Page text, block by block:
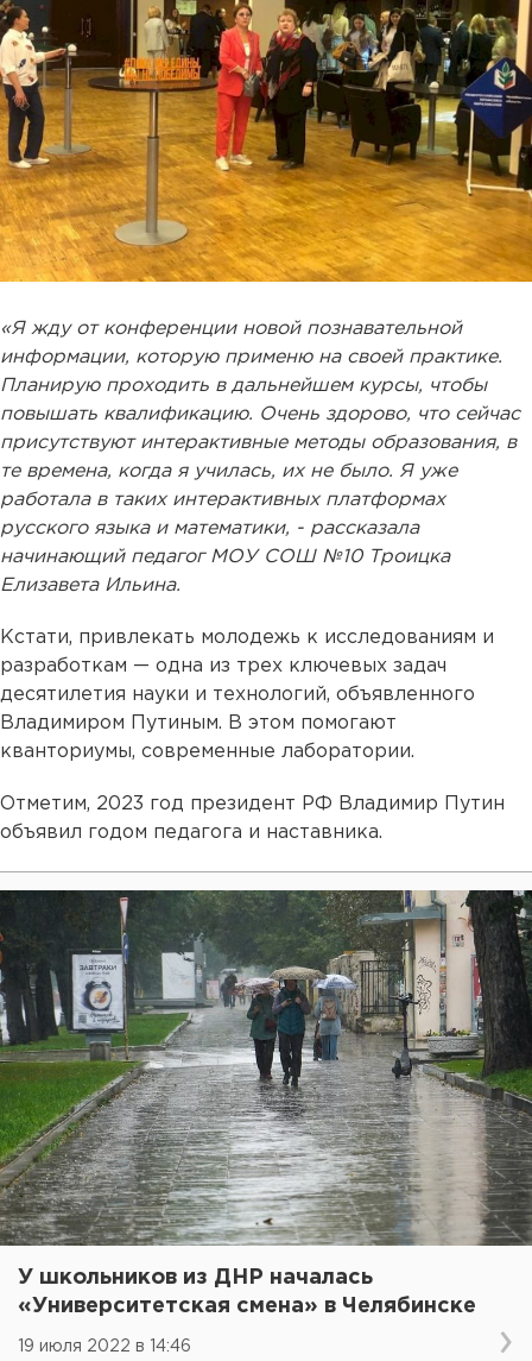
«Я жду от конференции новой познавательной
информации, которую применю на своей практике.
Планирую проходить в дальнейшем курсы, чтобы
повышать квалификацию. Очень здорово, что сейчас
присутствуют интерактивные методы образования, в
те времена, когда я училась, их не было. Я уже
работала в таких интерактивных платформах
русского языка и математики, - рассказала
начинающий педагог МОУ СОШ №10 Троицка
Елизавета Ильина.
Кстати, привлекать молодежь к исследованиям и
разработкам — одна из трех ключевых задач
десятилетия науки и технологий, объявленного
Владимиром Путиным. В этом помогают
кванториумы, современные лаборатории.
Отметим, 2023 год президент РФ Владимир Путин
объявил годом педагога и наставника.
У школьников из ДНР началась
«Университетская смена» в Челябинске
19 июля 2022 в 14:46